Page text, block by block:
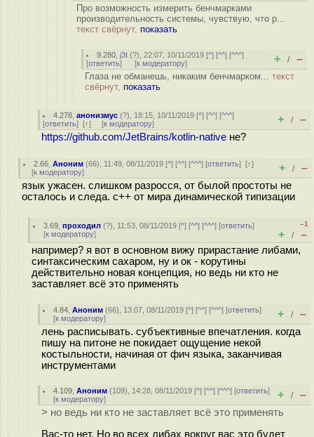
Про возможность измерить бенчмарками
производительность системы, чувствую, что р...
текст свёрнут, показать
9.280 ,j3t (?), 22:07, 10/11/2019 [^] [^^] [^^^]
[ответить] [к модератору] + / –
Глаза не обманешь, никаким бенчмарком... текст
свёрнут, показать
4.278 ,анонизмус (?), 18:15, 10/11/2019 [^] [^^] [^^^]
[ответить] [↑] [к модератору] + / –
https://github.com/JetBrains/kotlin-native не?
2.66 ,Аноним (66), 11:49, 08/11/2019 [^] [^^] [^^^] [ответить][↑]
[к модератору] + / –
язык ужасен. слишком разросся, от былой простоты не
осталось и следа. c++ от мира динамической типизации
3.69 ,проходил (?), 11:53, 08/11/2019 [^] [^^] [^^^] [ответить]
[к модератору]
–1
+ / –
например? я вот в основном вижу прирастание либами,
синтаксическим сахаром, ну и ок - корутины
действительно новая концепция, но ведь ни кто не
заставляет всё это применять
4.84 ,Аноним (66), 13:07, 08/11/2019 [^] [^^] [^^^] [ответить]
[к модератору] + / –
лень расписывать. субъективные впечатления. когда
пишу на питоне не покидает ощущение некой
костыльности, начиная от фич языка, заканчивая
инструментами
4.109 ,Аноним (109), 14:28, 08/11/2019 [^] [^^] [^^^] [ответить]
[к модератору] + / –
> но ведь ни кто не заставляет всё это применять
Вас-то нет. Но во всех либах вокруг вас это будет